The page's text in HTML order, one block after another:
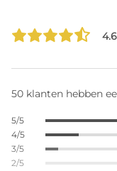
50 klanten hebben
5/5
4/5
3/5
2/5